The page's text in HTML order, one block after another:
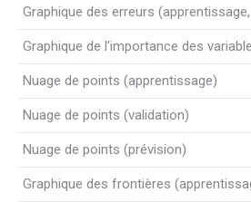
Graphique des erreurs
Graphique de l’importance des
Nuage de points (apprentissage)
Nuage de points (validation)
Nuage de points (prévision)
Graphique des frontières